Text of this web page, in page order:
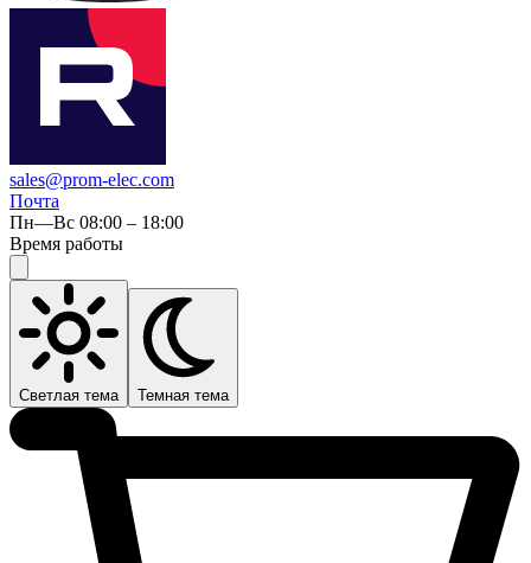
sales@prom-elec.com
Почта
Пн—Вс 08:00 – 18:00
Время работы
Светлая тема Темная тема